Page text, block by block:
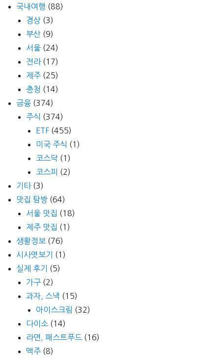
국내여행 (88)
경상 (3)
부산 (9)
서울 (24)
전라(17)
제주 (25)
충청 (14)
금융 (374)
주식 (374)
ETF (455)
미국 주식 (1)
코스닥 (1)
코스피 (2)
기타(3)
맛집 탐방 (64)
서울 맛집 (18)
제주 맛집 (1)
생활정보 (76)
시사엿보기
(1)
실제 후기
(5)
가구 (2)
과자, 스낵 (15)
아이스크림 (32)
다이소 (14)
라면, 패스트푸드 (16)
맥주 (8)